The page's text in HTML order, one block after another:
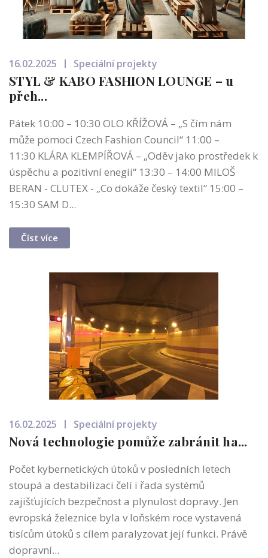
16.02.2025 Speciální projekty
STYL & KABO FASHION LOUNGE – u
přeh...
Pátek 10:00 – 10:30 OLO KŘÍŽOVÁ – „S čím nám
může pomoci Czech Fashion Council“ 11:00 –
11:30 KLÁRA KLEMPÍŘOVÁ – „Oděv jako prostředek k
úspěchu a pozitivní enegii“ 13:30 – 14:00 MILOŠ
BERAN - CLUTEX - „Co dokáže český textil“ 15:00 –
15:30 SAM D...
Číst více
16.02.2025 Speciální projekty
Nová technologie pomůže zabránit ha...
Počet kybernetických útoků v posledních letech
stoupá a destabilizaci čelí i řada systémů
zajišťujících bezpečnost a plynulost dopravy. Jen
evropská železnice byla v loňském roce vystavená
tisícům útoků s cílem paralyzovat její funkci. Právě
dopravní...